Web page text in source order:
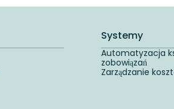
Systemy
Automatyzacja
zobowiązań
Zarządzanie